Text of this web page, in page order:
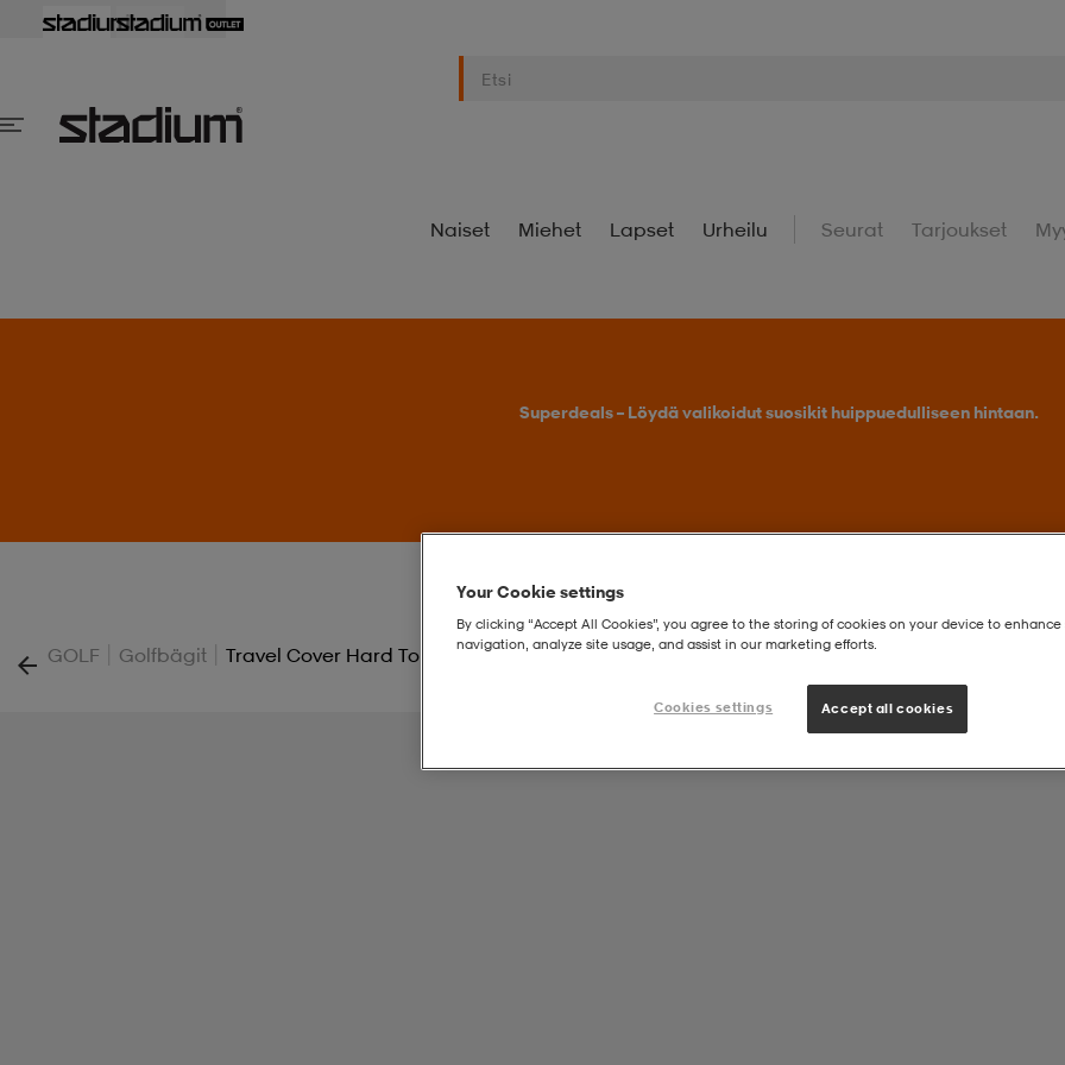
Naiset Miehet Lapset Urheilu Seurat Tarjoukset
Osta 2 tai enemmän, saat -25 % outdoor-tuotteista.
GOLF | Golfbägit | Travel Cover Hard Top
Your Cookie settings
By clicking “Accept All Cookies”, you agree to the storing of cookies on your device to enhance
navigation, analyze site usage, and assist in our marketing efforts.
Cookies settings Accept all cookies